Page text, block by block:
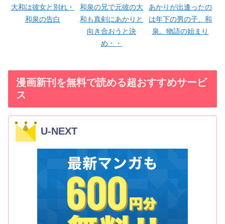
大和は彼女と別れ・
和泉の告白
和泉の兄で元彼の大
和も真剣にあかりと
向き合おうと決
め・・
あかりが出逢ったの
は年下の男の子、和
泉。物語の始まり
漫画新刊を無料で読める超おすすめサービ
ス
U-NEXT